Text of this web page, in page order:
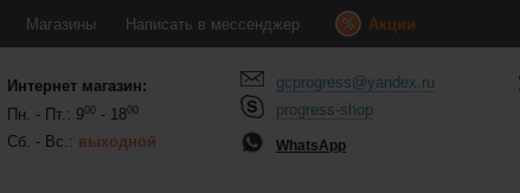
Магазины Написать в мессенджер Акции
Интернет магазин:
Пн. - Пт.: 900 - 1800
Сб. - Вс.: выходной
gcprogress@yandex.ru
progress-shop
WhatsApp